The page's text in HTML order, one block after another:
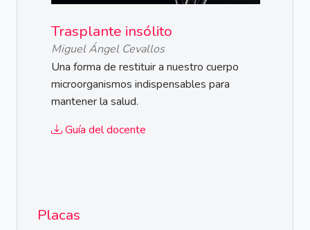
Trasplante insólito
Miguel Ángel Cevallos
Una forma de restituir a nuestro cuerpo
microorganismos indispensables para
mantener la salud.
Guía del docente
Placas